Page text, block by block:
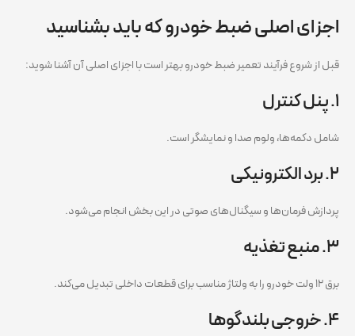
اجزای اصلی ضبط خودرو که باید بشناسید
قبل از شروع فرآیند تعمیر ضبط خودرو بهتر است با اجزای اصلی آن آشنا شوید:
۱. پنل کنترل
شامل دکمه‌ها، ولوم صدا و نمایشگر است.
۲. برد الکترونیکی
پردازش فرمان‌ها و سیگنال‌های صوتی در این بخش انجام می‌شود.
۳. منبع تغذیه
برق ۱۲ ولت خودرو را به ولتاژ مناسب برای قطعات داخلی تبدیل می‌کند.
۴. خروجی بلندگوها